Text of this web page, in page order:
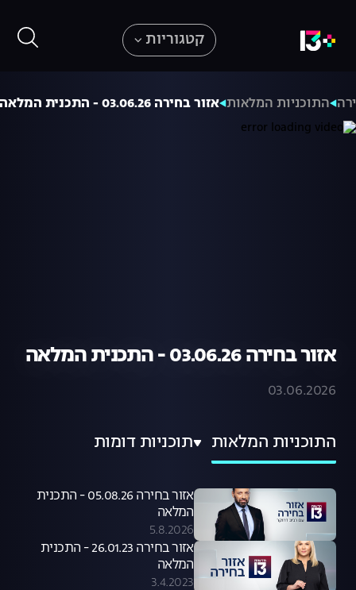
קטגוריות
התוכניות המלאות אזור בחירה 03.06.26 - התכנית המלאה
אזור בחירה 03.06.26 - התכנית המלאה
03.06.2026
התוכניות המלאות תוכניות דומות
אזור בחירה 05.08.26 - התכנית
המלאה
5.8.2026
אזור בחירה 26.01.23 - התכנית
המלאה
3.4.2023